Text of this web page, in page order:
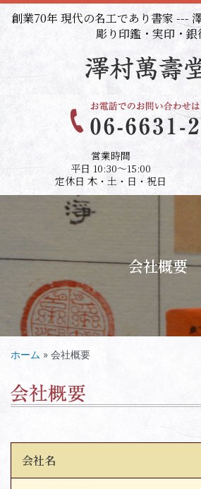
内
創業70年 現代の名工であり書家 ---
彫り印鑑・実印・銀
営業時間
平日 10:30～15:00
定休日 木・土・日・祝日
会社概要
ホーム » 会社概要
会社名